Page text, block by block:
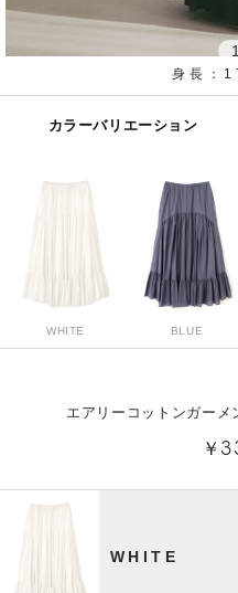
1
身長：
カラーバリエーション
WHITE BLUE
エアリーコットンガーメ
￥
WHITE